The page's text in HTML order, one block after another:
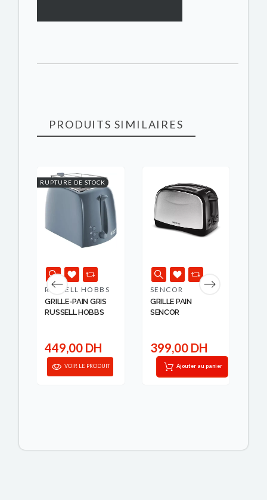
PRODUITS SIMILAIRES
RUPTURE DE STOCK
RUSSELL HOBBS
GRILLE-PAIN GRIS
RUSSELL HOBBS
449,00 DH
VOIR LE PRODUIT
SENCOR
GRILLE PAIN
SENCOR
399,00 DH
Ajouter au panier